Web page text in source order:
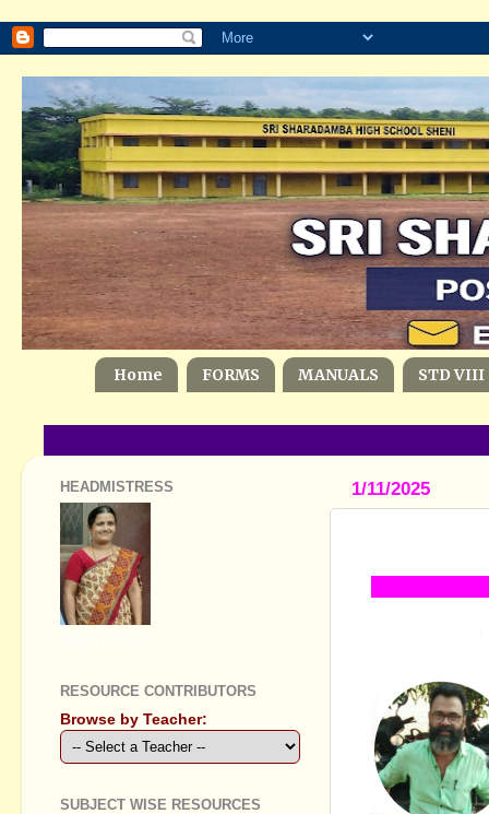
Home FORMS MANUALS STD VIII
1/11/2025
HEADMISTRESS
RESOURCE CONTRIBUTORS
Browse by Teacher:
SUBJECT WISE RESOURCES